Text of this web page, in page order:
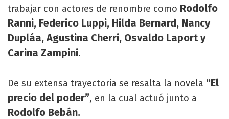
trabajar con actores de renombre como Rodolfo
Ranni, Federico Luppi, Hilda Bernard, Nancy
Dupláa, Agustina Cherri, Osvaldo Laport y
Carina Zampini.
De su extensa trayectoria se resalta la novela “El
precio del poder”, en la cual actuó junto a
Rodolfo Bebán.